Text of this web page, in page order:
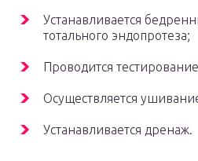
Устанавливается
тотального эндопротеза;
Проводится
Осуществляется
Устанавливается дренаж.